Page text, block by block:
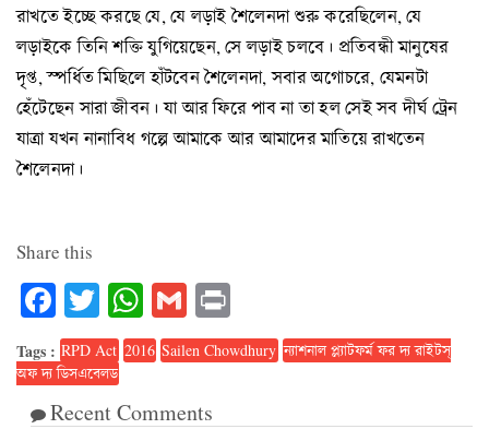
রাখতে ইচ্ছে করছে যে, যে লড়াই শৈলেনদা শুরু করেছিলেন, যে
লড়াইকে তিনি শক্তি যুগিয়েছেন, সে লড়াই চলবে। প্রতিবন্ধী মানুষের
দৃপ্ত, স্পর্ধিত মিছিলে হাঁটবেন শৈলেনদা, সবার অগোচরে, যেমনটা
হেঁটেছেন সারা জীবন। যা আর ফিরে পাব না তা হল সেই সব দীর্ঘ ট্রেন
যাত্রা যখন নানাবিধ গল্পে আমাকে আর আমাদের মাতিয়ে রাখতেন
শৈলেনদা।
Share this
Facebook
TwitterWhatsApp
Gmail
Tags : RPD Act 2016 Sailen Chowdhury ন্যাশনাল প্ল্যাটফর্ম ফর দ্য রাইটস্‌
অফ দ্য ডিসএবেলড
Recent Comments